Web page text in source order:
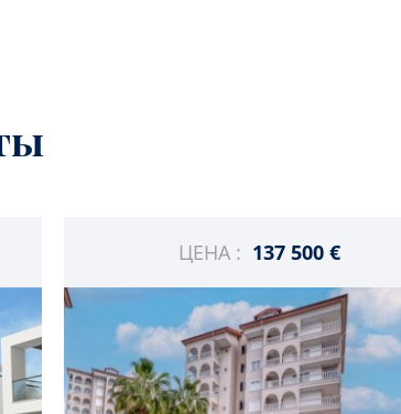
ЦЕНА : 137 500 €